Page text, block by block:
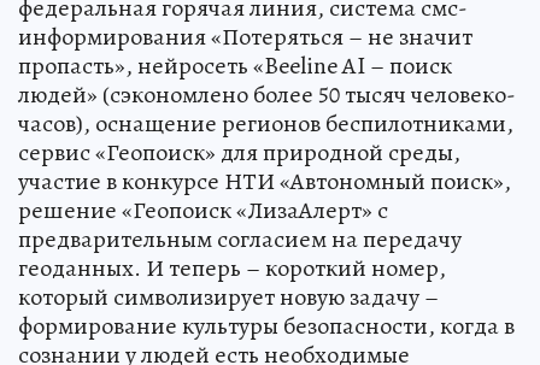
федеральная горячая линия, система смс-
информирования «Потеряться – не значит
пропасть», нейросеть «Beeline AI – поиск
людей» (сэкономлено более 50 тысяч человеко-
часов), оснащение регионов беспилотниками,
сервис «Геопоиск» для природной среды,
участие в конкурсе НТИ «Автономный поиск»,
решение «Геопоиск «ЛизаАлерт» с
предварительным согласием на передачу
геоданных. И теперь – короткий номер,
который символизирует новую задачу –
формирование культуры безопасности, когда в
сознании у людей есть необходимые